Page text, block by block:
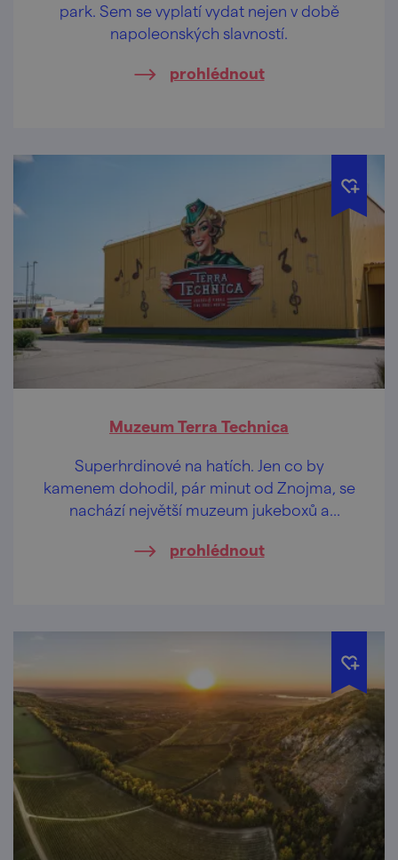
park. Sem se vyplatí vydat nejen v době
napoleonských slavností.
prohlédnout
Muzeum Terra Technica
Superhrdinové na hatích. Jen co by
kamenem dohodil, pár minut od Znojma, se
nachází největší muzeum jukeboxů a
do nevšední každodenní kultury Ameriky 50.
prohlédnout